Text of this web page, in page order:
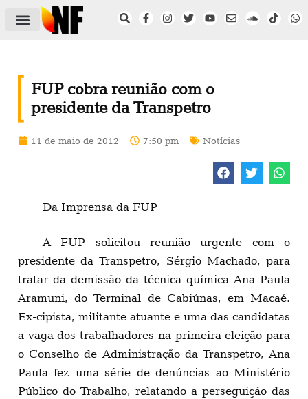
FUP cobra reunião com o
presidente da Transpetro
11 de maio de 2012 7:50 pm Notícias
Da Imprensa da FUP
A FUP solicitou reunião urgente com o
presidente da Transpetro, Sérgio Machado, para
tratar da demissão da técnica química Ana Paula
Aramuni, do Terminal de Cabiúnas, em Macaé.
Ex-cipista, militante atuante e uma das candidatas
a vaga dos trabalhadores na primeira eleição para
o Conselho de Administração da Transpetro, Ana
Paula fez uma série de denúncias ao Ministério
Público do Trabalho, relatando a perseguição das